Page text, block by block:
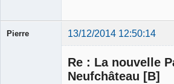
Pierre 13/12/2014 12:50:14
Re : La nouvelle
Neufchâteau [B]